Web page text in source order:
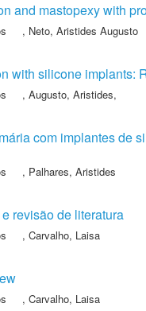
and mastopexy with
, Neto, Aristides Augusto
with silicone implants:
, Augusto, Aristides,
com implantes de
, Palhares, Aristides
revisão de literatura
, Carvalho, Laisa
, Carvalho, Laisa